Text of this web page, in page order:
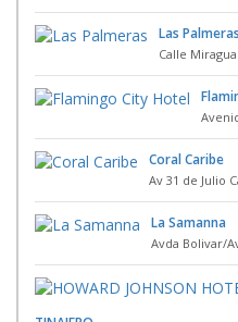
Las Palmeras
Calle Miragua
Coral Caribe
Av 31 de Julio
La Samanna
Avda Bolivar/